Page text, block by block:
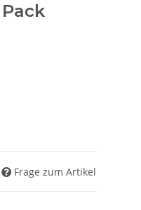
Frage zum Artikel